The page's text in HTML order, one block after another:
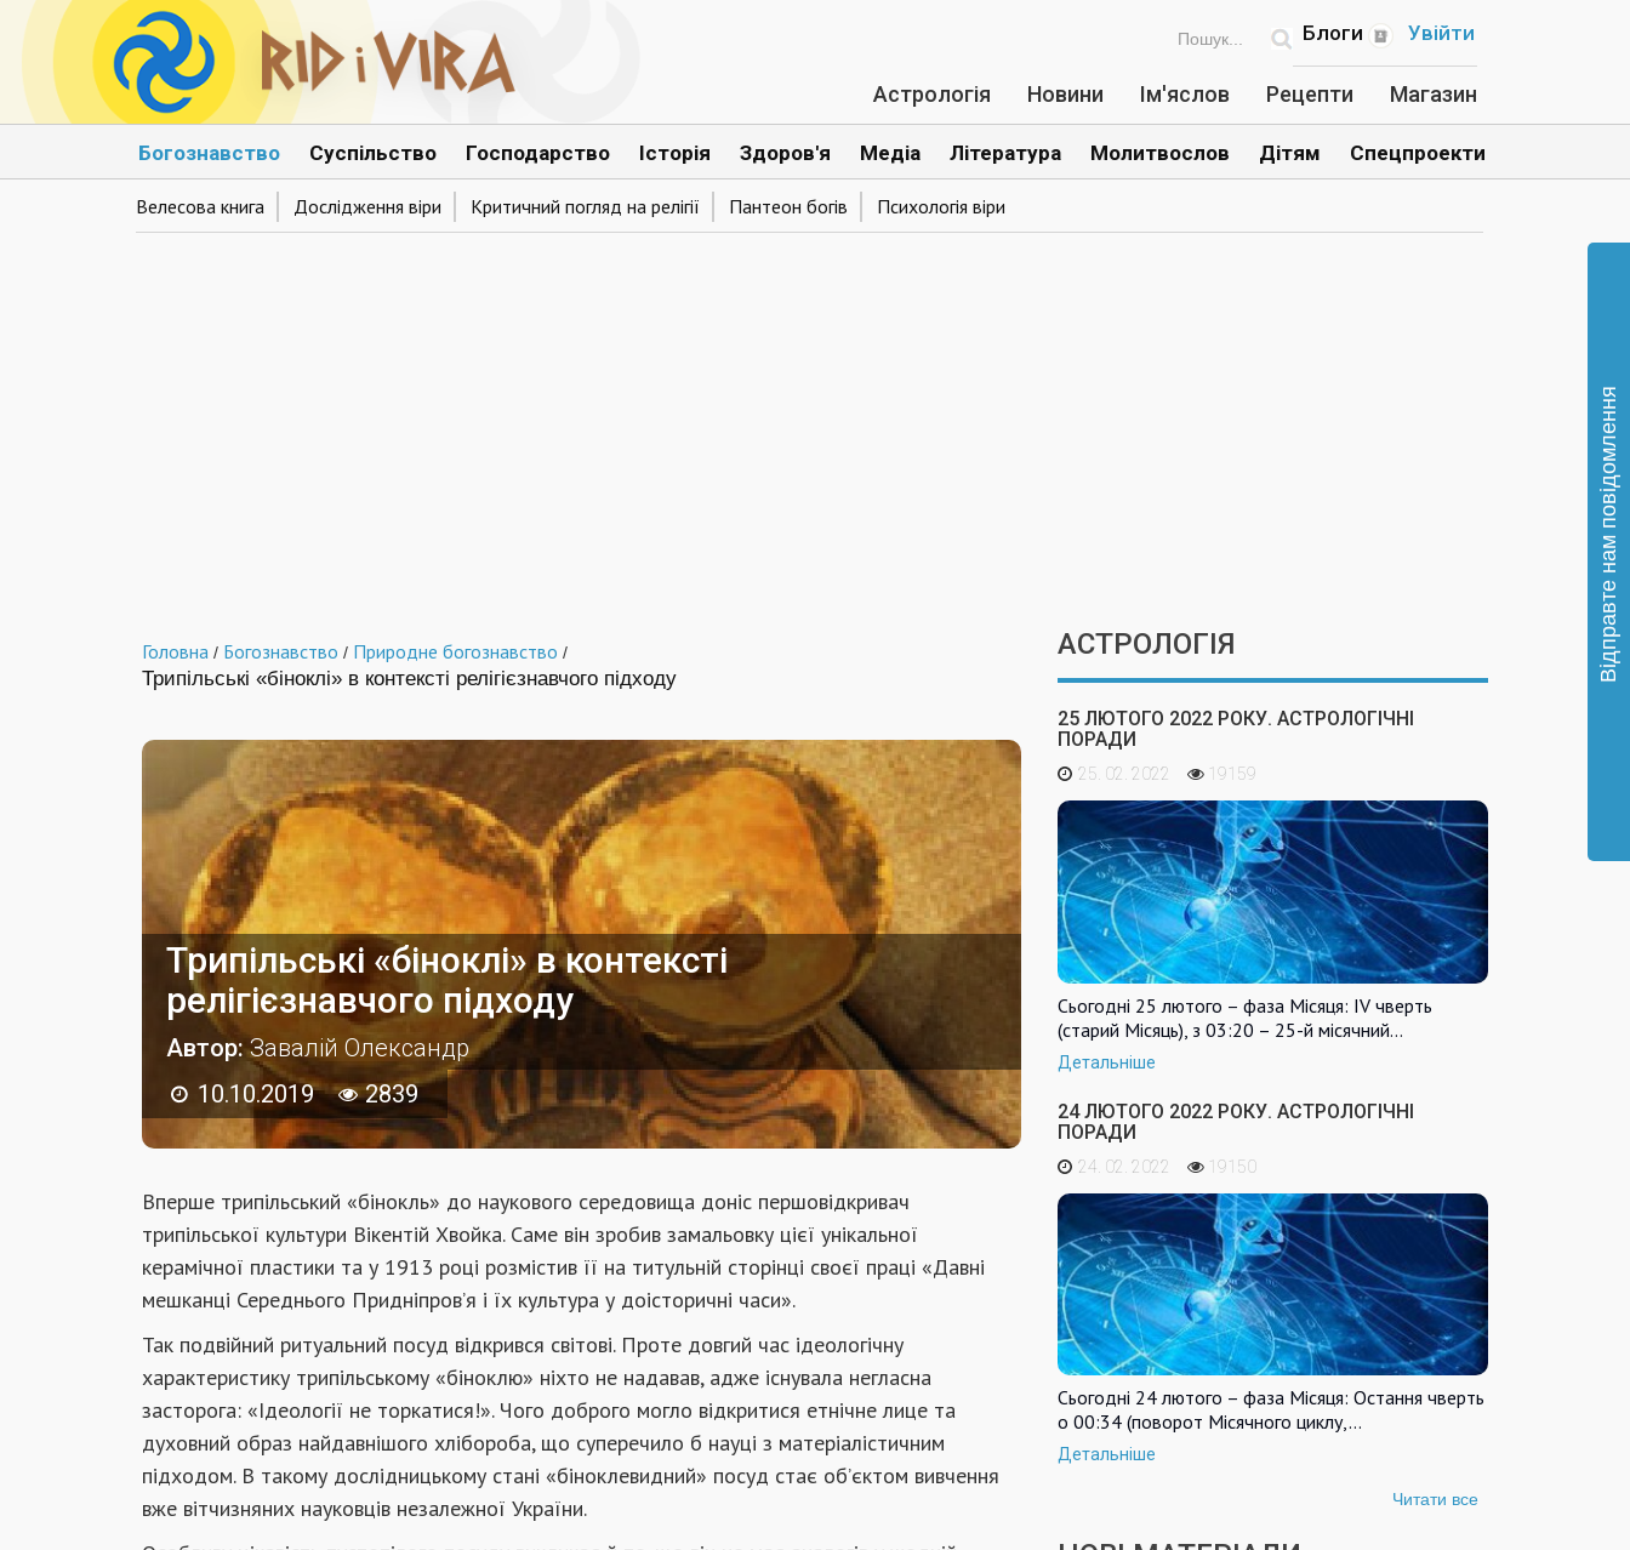
Увійти
Блоги
Астрологія Новини Ім'яслов Рецепти Магазин
Богознавство
Велесова книга Дослідження віри Критичний погляд на релігії Пантеон богів Психологія віри
Суспільство Господарство Історія Здоров'я Медіа Література Молитвослов Дітям Спецпроекти
Головна / Богознавство / Природне богознавство /
Трипільські «біноклі» в контексті релігієзнавчого підходу
Трипільські «біноклі» в контексті
релігієзнавчого підходу
Автор:Завалій Олександр
10.10.2019
2839
Вперше трипільський «бінокль» до наукового середовища доніс першовідкривач
трипільської культури Вікентій Хвойка. Саме він зробив замальовку цієї унікальної
керамічної пластики та у 1913 році розмістив її на титульній сторінці своєї праці «Давні
мешканці Середнього Придніпров’я і їх культура у доісторичні часи».
Так подвійний ритуальний посуд відкрився світові. Проте довгий час ідеологічну
характеристику трипільському «біноклю» ніхто не надавав, адже існувала негласна
засторога: «Ідеології не торкатися!». Чого доброго могло відкритися етнічне лице та
духовний образ найдавнішого хлібороба, що суперечило б науці з матеріалістичним
підходом. В такому дослідницькому стані «біноклевидний» посуд стає об’єктом вивчення
вже вітчизняних науковців незалежної України.
АСТРОЛОГІЯ
25 ЛЮТОГО 2022 РОКУ. АСТРОЛОГІЧНІ
ПОРАДИ
25. 02. 2022 19159
Сьогодні 25 лютого – фаза Місяця: IV чверть
(старий Місяць), з 03:20 – 25-й місячний…
Детальніше
24 ЛЮТОГО 2022 РОКУ. АСТРОЛОГІЧНІ
ПОРАДИ
24. 02. 2022 19150
Сьогодні 24 лютого – фаза Місяця: Остання чверть
о 00:34 (поворот Місячного циклу,…
Детальніше
Читати все
Відправте нам повідомлення